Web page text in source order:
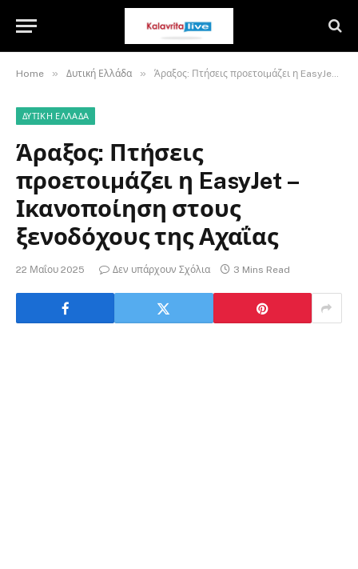
Home » Δυτική Ελλάδα » Άραξος: Πτήσεις προετοιµάζει η EasyJet – Ικανοποίηση στους ξενοδόχους της Αχαΐας
ΔΥΤΙΚΉ ΕΛΛΆΔΑ
Άραξος: Πτήσεις
προετοιµάζει η EasyJet –
Ικανοποίηση στους
ξενοδόχους της Αχαΐας
22 Μαΐου 2025 Δεν υπάρχουν Σχόλια 3 Mins Read